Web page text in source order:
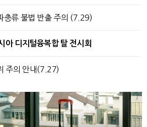
충류 불법 반출 주의 (7.29)
아 디지털융복합 탈 전시회
주의 안내(7.27)